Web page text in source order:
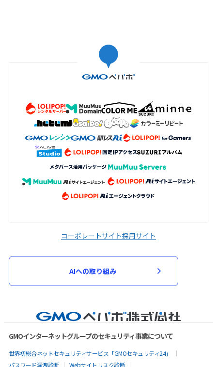
コーポレートサイト採用サイト
AIへの取り組み
GMOインターネットグループのセキュリティ事業について
世界初総合ネットセキュリティサービス「GMOセキュリティ24」
パスワード漏洩診断
Webサイトリスク診断